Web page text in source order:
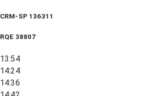
CRM-SP 136311
RQE 38807
13:54
14:24
14:36